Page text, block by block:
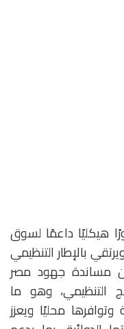
هيكليًا داعمًا لسوق
بالإطار التنظيمي
مساندة جهود مصر
التنظيمي، وهو ما
محليًا ويعزز